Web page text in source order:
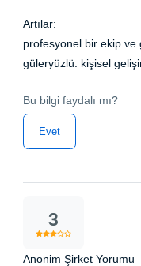
Artılar:
profesyonel bir ekip ve
güleryüzlü. kişisel
Bu bilgi faydalı mı?
Evet
3
Anonim Şirket Yorumu